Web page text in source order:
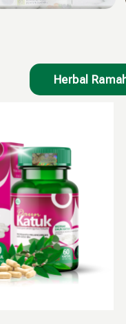
Herbal
Rp160.000.adalah:
Rp79.999.